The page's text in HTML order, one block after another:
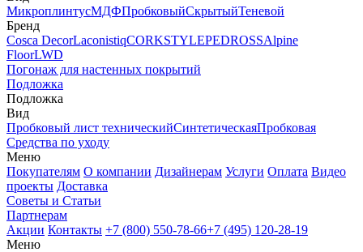
МикроплинтусМДФПробковыйСкрытыйТеневой
Бренд
Cosca DecorLaconistiqCORKSTYLEPEDROSSAlpine
FloorLWD
Погонаж для настенных покрытий
Подложка
Подложка
Вид
Пробковый лист техническийСинтетическаяПробковая
Средства по уходу
Меню
Покупателям О компании Дизайнерам Услуги Оплата Видео
проекты Доставка
Советы и Статьи
Партнерам
Акции Контакты +7 (800) 550-78-66+7 (495) 120-28-19
Меню